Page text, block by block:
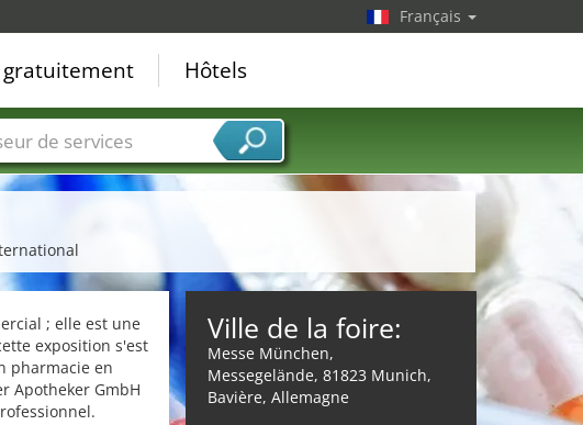
; elle est une
exposition s'est
pharmacie en
Apotheker GmbH
Ville de la foire:
Messe München,
Messegelände, 81823 Munich,
Bavière, Allemagne
Français
Hôtels
de services